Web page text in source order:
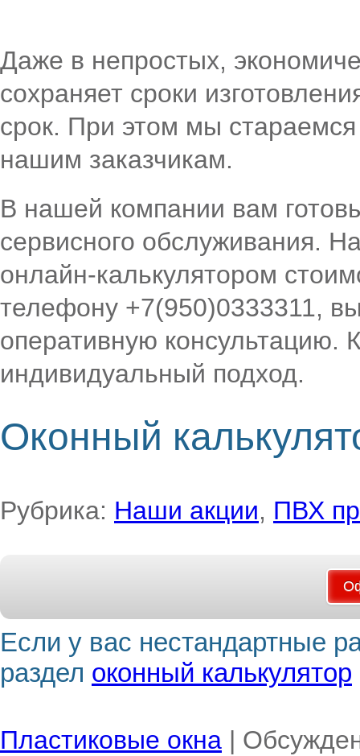
Даже в непростых,
сохраняет сроки
срок. При этом мы
нашим заказчикам.
В нашей компании вам
сервисного обслуживания.
онлайн-калькулятором
телефону +7(950)0333311,
оперативную консультацию.
индивидуальный подход.
Оконный
Если у вас нестандартные
раздел оконный калькулятор
Рубрика: Наши акции, ПВХ
Пластиковые окна |